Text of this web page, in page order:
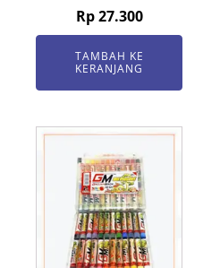
Rp27.300
TAMBAH KE
KERANJANG